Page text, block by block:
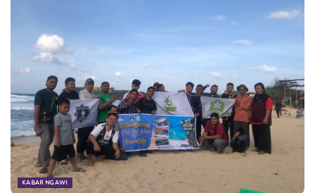
KABAR NGAWI